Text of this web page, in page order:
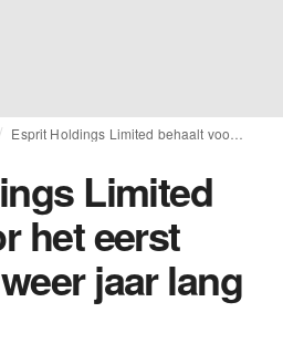
Limited
het eerst
jaar lang